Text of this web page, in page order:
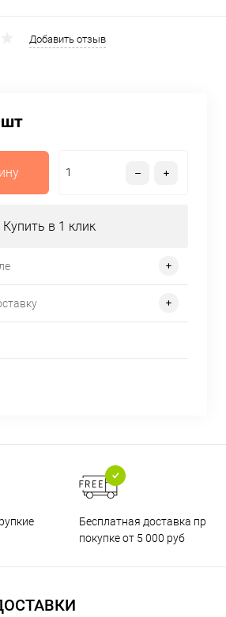
Добавить отзыв
Купить в 1 клик
Бесплатная доставка при
покупке от 5 000 руб